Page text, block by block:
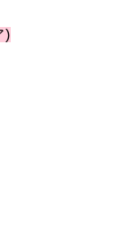
)